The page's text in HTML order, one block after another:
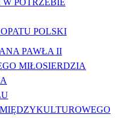
POLSKI
PAWŁA II
MIŁOSIERDZIA